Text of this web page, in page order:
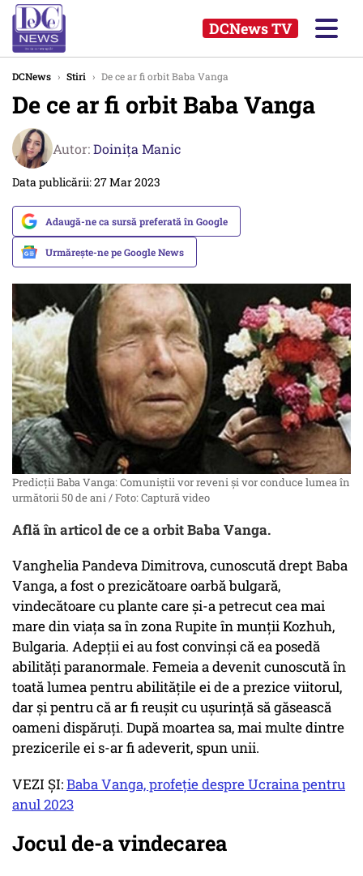
DCNews TV
DCNews › Stiri › De ce ar fi orbit Baba Vanga
De ce ar fi orbit Baba Vanga
Autor:Doinița Manic
Data publicării: 27 Mar 2023
Adaugă-ne ca sursă preferată în Google
Urmărește-ne pe Google News
Predicții Baba Vanga: Comuniștii vor reveni și vor conduce lumea în
următorii 50 de ani / Foto: Captură video
Află în articol de ce a orbit Baba Vanga.
Vanghelia Pandeva Dimitrova, cunoscută drept Baba
Vanga, a fost o prezicătoare oarbă bulgară,
vindecătoare cu plante care și-a petrecut cea mai
mare din viața sa în zona Rupite în munții Kozhuh,
Bulgaria. Adepții ei au fost convinși că ea posedă
abilități paranormale. Femeia a devenit cunoscută în
toată lumea pentru abilitățile ei de a prezice viitorul,
dar și pentru că ar fi reușit cu ușurință să găsească
oameni dispăruți. După moartea sa, mai multe dintre
prezicerile ei s-ar fi adeverit, spun unii.
VEZI ȘI:Baba Vanga, profeție despre Ucraina pentru
anul 2023
Jocul de-a vindecarea